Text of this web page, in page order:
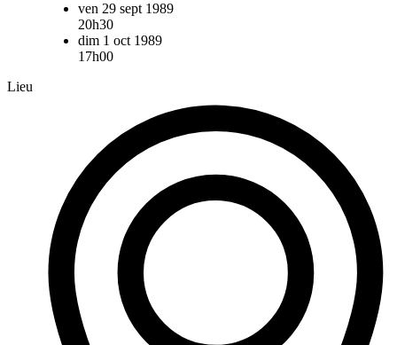
ven 29 sept 1989
20h30
dim 1 oct 1989
17h00
Lieu